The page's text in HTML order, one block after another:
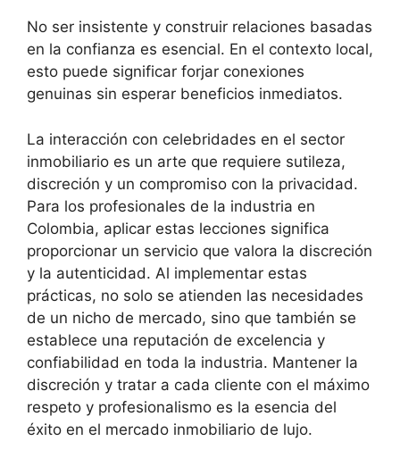
No ser insistente y construir relaciones basadas
en la confianza es esencial. En el contexto local,
esto puede significar forjar conexiones
genuinas sin esperar beneficios inmediatos.
La interacción con celebridades en el sector
inmobiliario es un arte que requiere sutileza,
discreción y un compromiso con la privacidad.
Para los profesionales de la industria en
Colombia, aplicar estas lecciones significa
proporcionar un servicio que valora la discreción
y la autenticidad. Al implementar estas
prácticas, no solo se atienden las necesidades
de un nicho de mercado, sino que también se
establece una reputación de excelencia y
confiabilidad en toda la industria. Mantener la
discreción y tratar a cada cliente con el máximo
respeto y profesionalismo es la esencia del
éxito en el mercado inmobiliario de lujo.